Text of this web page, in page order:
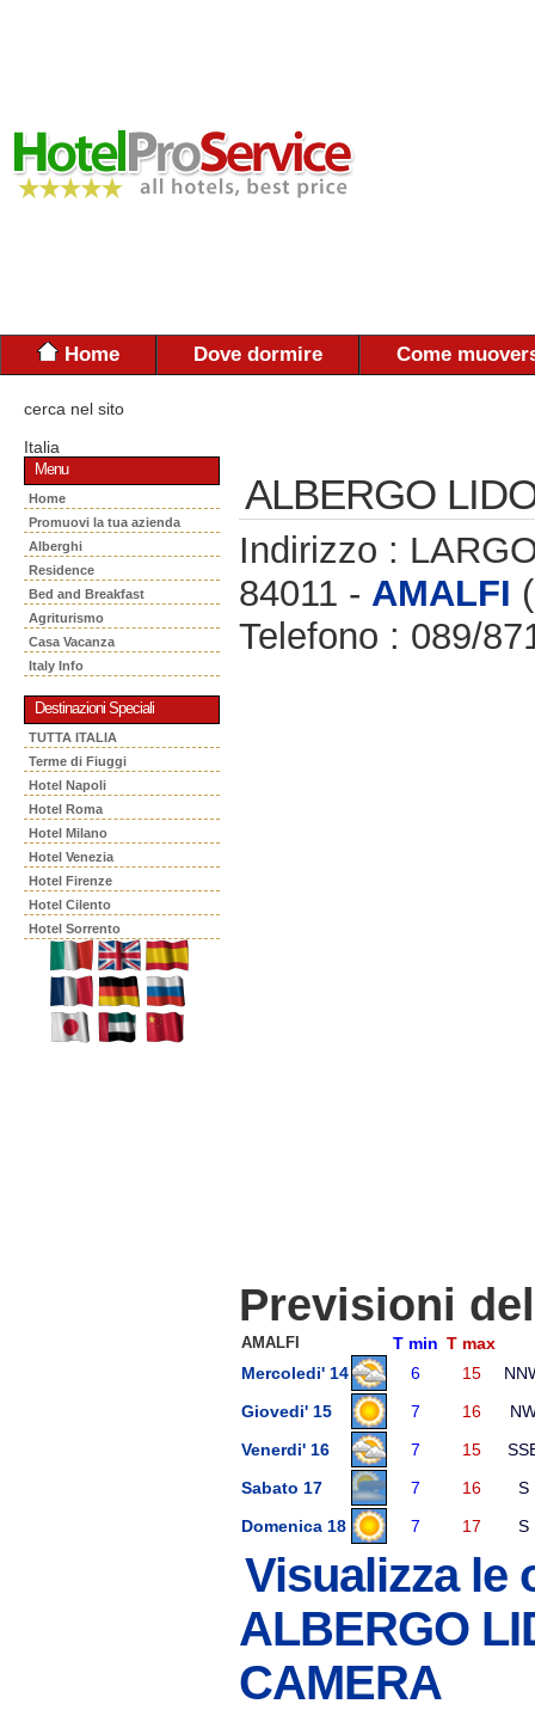
Home Dove dormire Come
cerca nel sito
Italia
Menu
Home
Promuovi la tua azienda
Alberghi
Residence
Bed and Breakfast
Agriturismo
Casa Vacanza
Italy Info
Destinazioni Speciali
TUTTA ITALIA
Terme di Fiuggi
Hotel Napoli
Hotel Roma
Hotel Milano
Hotel Venezia
Hotel Firenze
Hotel Cilento
Hotel Sorrento
ALBERGO
Indirizzo :
84011 - AMALFI
Telefono : 089/
Previsioni
AMALFI T min T max
Mercoledi' 14
6 15
Giovedi' 15
7 16
Venerdi' 16
7 15
Sabato 17
7 16
S
Domenica 18
7 17 S
Visualizza le
ALBERGO
CAMERA